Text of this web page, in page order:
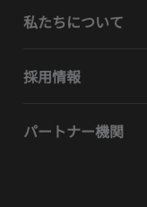
私たちについて
採用情報
パートナー機関